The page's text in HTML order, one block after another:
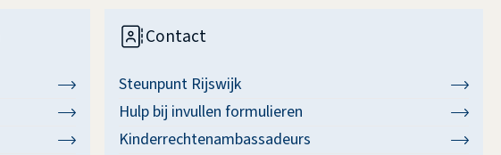
Contact
Steunpunt Rijswijk
Hulp bij invullen formulieren
Kinderrechtenambassadeurs